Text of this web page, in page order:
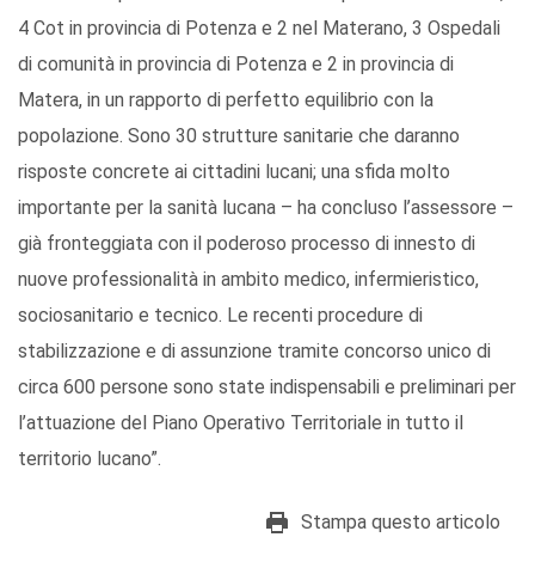
4 Cot in provincia di Potenza e 2 nel Materano, 3 Ospedali
di comunità in provincia di Potenza e 2 in provincia di
Matera, in un rapporto di perfetto equilibrio con la
popolazione. Sono 30 strutture sanitarie che daranno
risposte concrete ai cittadini lucani; una sfida molto
importante per la sanità lucana – ha concluso l’assessore –
già fronteggiata con il poderoso processo di innesto di
nuove professionalità in ambito medico, infermieristico,
sociosanitario e tecnico. Le recenti procedure di
stabilizzazione e di assunzione tramite concorso unico di
circa 600 persone sono state indispensabili e preliminari per
l’attuazione del Piano Operativo Territoriale in tutto il
territorio lucano”.
Stampa questo articolo